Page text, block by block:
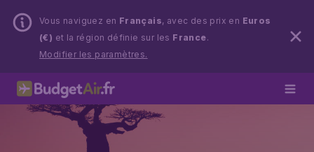
Vous naviguez en Français, avec des prix en Euros
(€) et la région définie sur les France.
Modifier les paramètres.